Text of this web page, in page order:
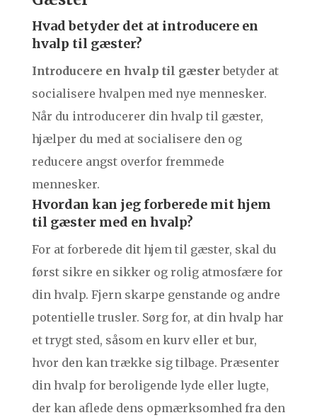
Hvad betyder det at introducere en
hvalp til gæster?
Introducere en hvalp til gæsterbetyder at
socialisere hvalpen med nye mennesker.
Når du introducerer din hvalp til gæster,
hjælper du med at socialisere den og
reducere angst overfor fremmede
mennesker.
Hvordan kan jeg forberede mit hjem
til gæster med en hvalp?
For at forberede dit hjem til gæster, skal du
først sikre en sikker og rolig atmosfære for
din hvalp. Fjern skarpe genstande og andre
potentielle trusler. Sørg for, at din hvalp har
et trygt sted, såsom en kurv eller et bur,
hvor den kan trække sig tilbage. Præsenter
din hvalp for beroligende lyde eller lugte,
der kan aflede dens opmærksomhed fra den